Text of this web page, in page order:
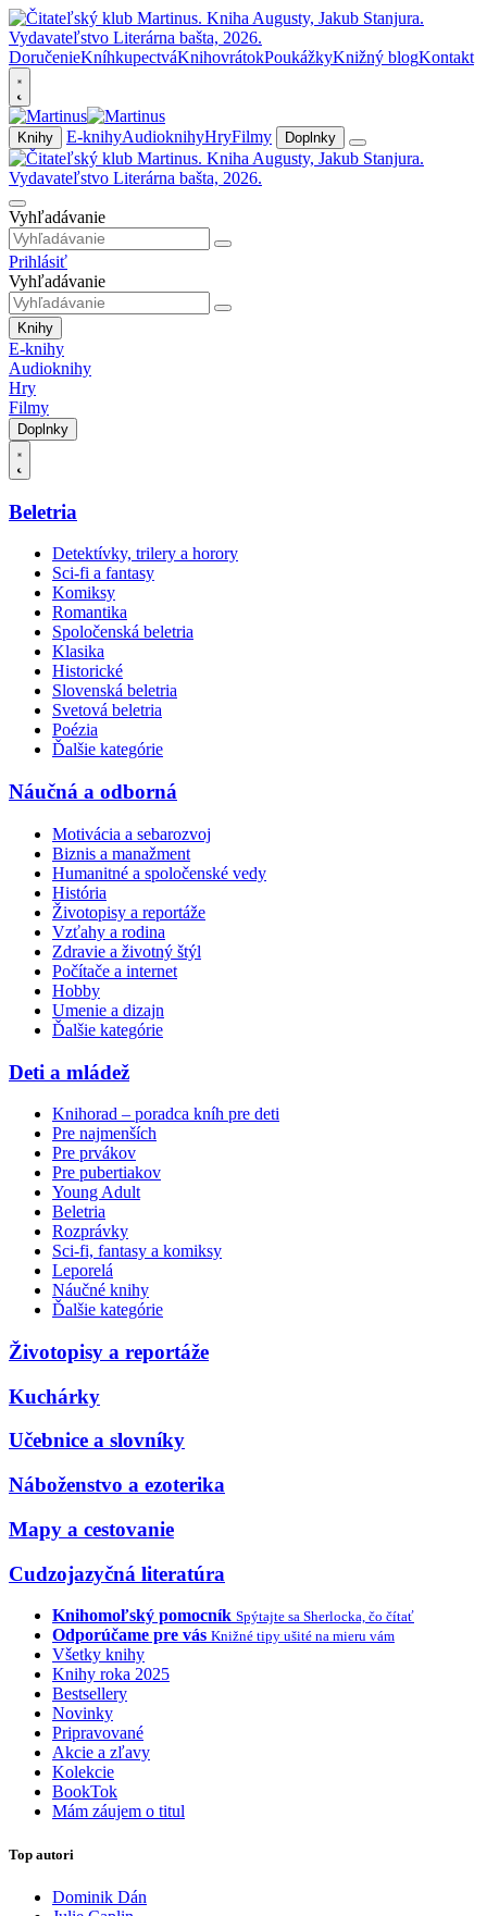
DoručenieKníhkupectváKnihovrátokPoukážkyKnižný blogKontakt
Knihy E-knihyAudioknihyHryFilmy Doplnky
Vyhľadávanie
Prihlásiť
Vyhľadávanie
Knihy
E-knihy
Audioknihy
Hry
Filmy
Doplnky
Beletria
Detektívky, trilery a horory
Sci-fi a fantasy
Komiksy
Romantika
Spoločenská beletria
Klasika
Historické
Slovenská beletria
Svetová beletria
Poézia
Ďalšie kategórie
Náučná a odborná
Motivácia a sebarozvoj
Biznis a manažment
Humanitné a spoločenské vedy
História
Životopisy a reportáže
Vzťahy a rodina
Zdravie a životný štýl
Počítače a internet
Hobby
Umenie a dizajn
Ďalšie kategórie
Deti a mládež
Knihorad – poradca kníh pre deti
Pre najmenších
Pre prvákov
Pre pubertiakov
Young Adult
Beletria
Rozprávky
Sci-fi, fantasy a komiksy
Leporelá
Náučné knihy
Ďalšie kategórie
Životopisy a reportáže
Kuchárky
Učebnice a slovníky
Náboženstvo a ezoterika
Mapy a cestovanie
Cudzojazyčná literatúra
Knihomoľský pomocník Spýtajte sa Sherlocka, čo čítať
Odporúčame pre vás Knižné tipy ušité na mieru vám
Všetky knihy
Knihy roka 2025
Bestsellery
Novinky
Pripravované
Akcie a zľavy
Kolekcie
BookTok
Mám záujem o titul
Top autori
Dominik Dán